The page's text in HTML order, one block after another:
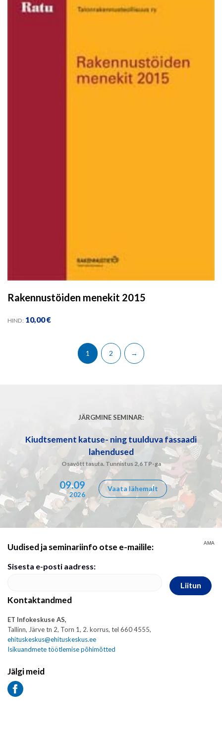
Rakennustöiden menekit 2015
HIND: 10,00€
1 2 →
JÄRGMINE SEMINAR:
Kiudtsement katuse- ning tuulduva fassaadi
lahendused
Osavõtt tasuta. Tunnistus 2,6 TP-ga
09.09
2026
Vaata lähemalt
Uudised ja seminariinfo otse e-mailile:
Sisesta e-posti aadress:
Liitun
Kontaktandmed
ET Infokeskuse AS,
Tallinn, Järve tn 2, Torn 1, 2. korrus, tel 660 4555,
ehituskeskus@ehituskeskus.ee
Isikuandmete töötlemise põhimõtted
Jälgi meid
AMA